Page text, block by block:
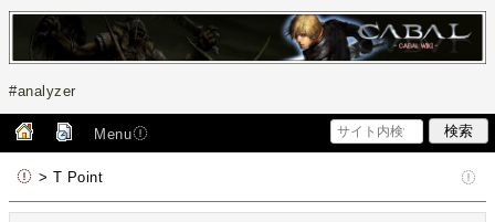
#analyzer
Menu
> T Point